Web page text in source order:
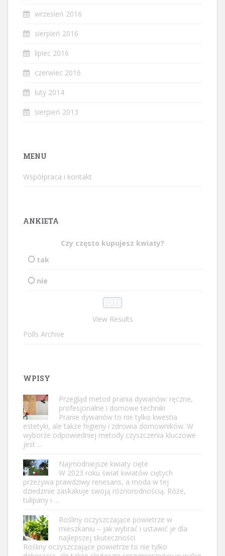
wrzesień 2016
sierpień 2016
lipiec 2016
czerwiec 2016
luty 2014
sierpień 2013
MENU
Współpraca i kontakt
ANKIETA
Czy często kupujesz kwiaty?
tak
nie
View Results
Polls Archive
WPISY
Przegląd metod prania dywanów: ręczne,
profesjonalne i domowe techniki
Pranie dywanów to nie tylko kwestia
estetyki, ale także higieny i zdrowia domowników. W
wyborze odpowiedniej metody czyszczenia kluczowe
jest …
Najmodniejsze kwiaty cięte
W 2023 roku świat kwiatów ciętych
przeżywa prawdziwy renesans, a moda w tej
dziedzinie zaskakuje swoją różnorodnością. Róże,
tulipany i …
Rośliny oczyszczające powietrze w
mieszkaniu – jak wybrać i ustawić je dla
najlepszej skuteczności
Rośliny oczyszczające powietrze to nie tylko